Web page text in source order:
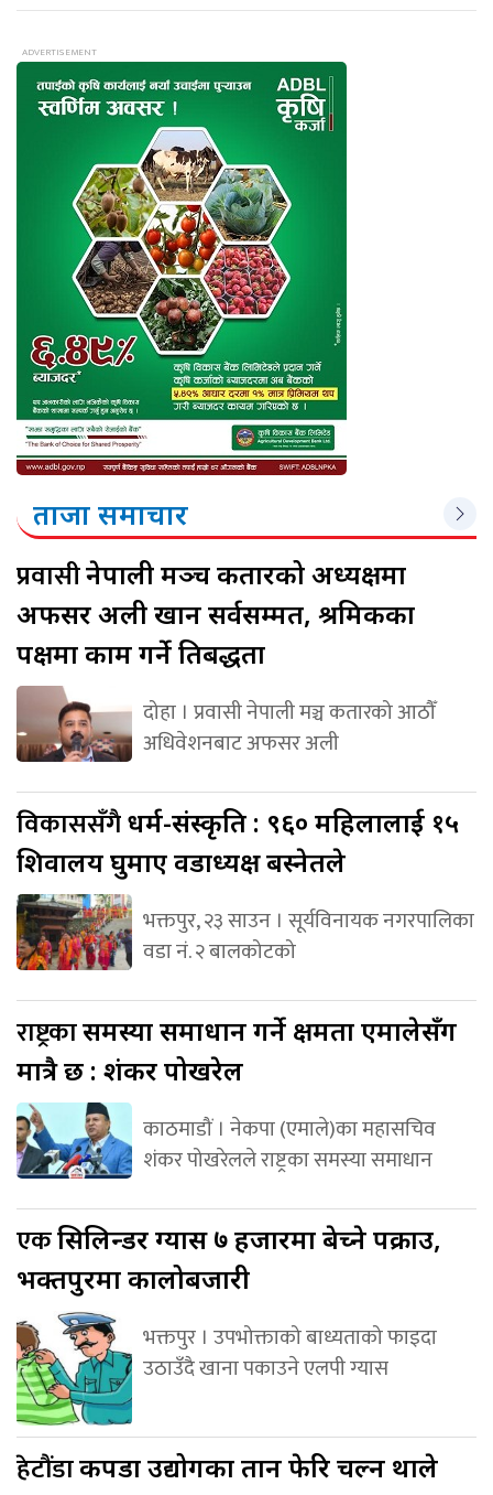
ताजा समाचार
प्रवासीनेपाली मञ्च कतारको अध्यक्षमा
अफसर अली खान सर्वसम्मत, श्रमिकका
पक्षमा काम गर्ने प्रतिबद्धता
दोहा । प्रवासी नेपाली मञ्च कतारको आठौँ
अधिवेशनबाट अफसर अली
विकाससँगैधर्म-संस्कृति : ९६० महिलालाई १५
शिवालय घुमाए वडाध्यक्ष बस्नेतले
भक्तपुर, २३ साउन । सूर्यविनायक नगरपालिका
वडा नं. २ बालकोटको
राष्ट्रकासमस्या समाधान गर्ने क्षमता एमालेसँग
मात्रै छ : शंकर पोखरेल
काठमाडौं । नेकपा (एमाले)का महासचिव
शंकर पोखरेलले राष्ट्रका समस्या समाधान
एकसिलिन्डर ग्यास ७ हजारमा बेच्ने पक्राउ,
भक्तपुरमा कालोबजारी
भक्तपुर । उपभोक्ताको बाध्यताको फाइदा
उठाउँदै खाना पकाउने एलपी ग्यास
हेटौंडाकपडा उद्योगका तान फेरि चल्न थाले